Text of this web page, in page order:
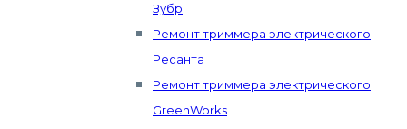
Зубр
Ремонт триммера электрического
Ресанта
Ремонт триммера электрического
GreenWorks